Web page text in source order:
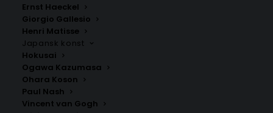
Ernst Haeckel
Giorgio Gallesio
Henri Matisse
Japansk konst
Hokusai
Ogawa Kazumasa
Ohara Koson
Paul Nash
Vincent van Gogh